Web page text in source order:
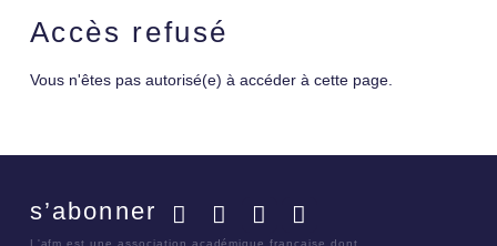
PLS et les mesures
Accès refusé
Vous n'êtes pas autorisé(e) à accéder à cette page.
s’abonner
L'afm est une association académique française dont